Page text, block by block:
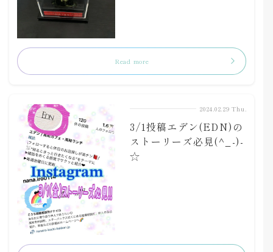
Read more
2024.02.29 Thu.
3/1投稿エデン(EDN)の
ストーリーズ必見(^_-)-
☆